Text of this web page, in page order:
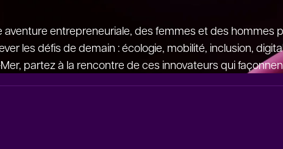
aventure entrepreneuriale, des femmes et des hommes
les défis de demain : écologie, mobilité, inclusion,
partez à la rencontre de ces innovateurs qui